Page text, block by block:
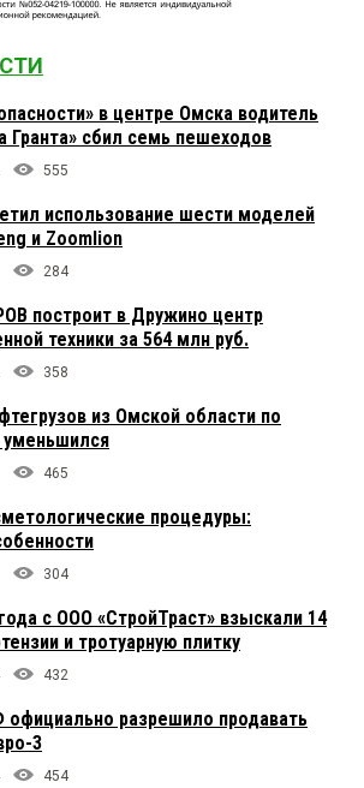
в центре Омска водитель
Гранта» сбил семь пешеходов
555
использование шести моделей
и Zoomlion
284
построит в Дружино центр
техники за 564 млн руб.
358
из Омской области по
465
процедуры:
304
с ООО «СтройТраст» взыскали 14
и тротуарную плитку
432
официально разрешило продавать
3
454